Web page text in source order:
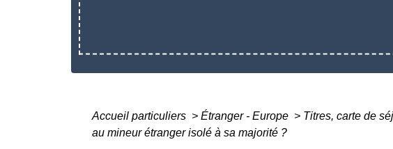
Accueil particuliers > Étranger - Europe > Titres, carte de
au mineur étranger isolé à sa majorité ?